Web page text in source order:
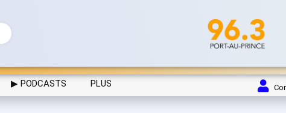
▶ PODCASTS PLUS